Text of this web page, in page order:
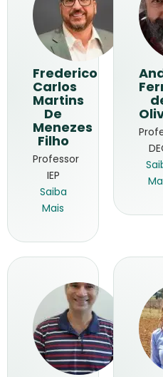
Frederico
Carlos
Martins
De
Menezes
Filho
Professor
IEP
Saiba
Mais